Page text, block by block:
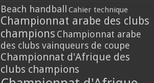
Beach handball Cahier technique
Championnat arabe des clubs
champions Championnat arabe
des clubs vainqueurs de coupe
Championnat d'Afrique des
clubs champions